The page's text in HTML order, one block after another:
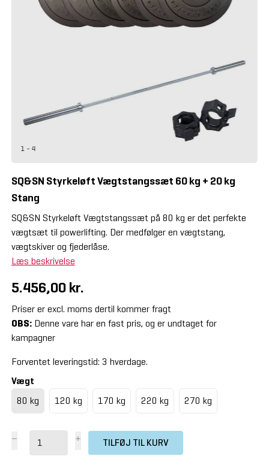
1 - 4
SQ&SN Styrkeløft Vægtstangssæt 60 kg + 20 kg
Stang
SQ&SN Styrkeløft Vægtstangssæt på 80 kg er det perfekte
vægtsæt til powerlifting. Der medfølger en vægtstang,
vægtskiver og fjederlåse.
Læs beskrivelse
5.456,00 kr.
Priser er excl. moms dertil kommer fragt
OBS:Denne vare har en fast pris, og er undtaget for
kampagner
Forventet leveringstid: 3 hverdage.
Vægt
80 kg
120 kg 170 kg 220 kg 270 kg
TILFØJ TIL KURV